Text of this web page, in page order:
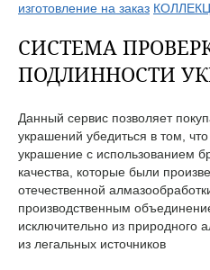
изготовление на заказ
СИСТЕМА
ПОДЛИННОСТИ
Данный сервис позволяет
украшений убедиться в том,
украшение с использованием
качества, которые были
отечественной
производственным
исключительно из природного
из легальных источников